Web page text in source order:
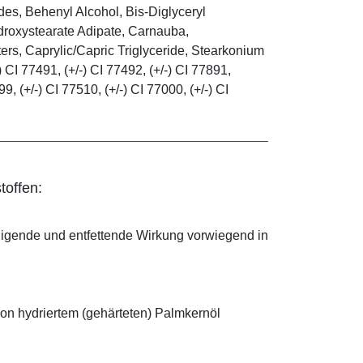
Behenyl Alcohol, Bis-Diglyceryl
Adipate, Carnauba,
Caprylic/Capric Triglyceride, Stearkonium
77491, (+/-) CI 77492, (+/-) CI 77891,
(+/-) CI 77510, (+/-) CI 77000, (+/-) CI
und entfettende Wirkung vorwiegend in
hydriertem (gehärteten) Palmkernöl